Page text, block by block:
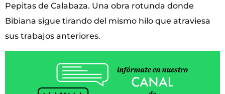
Pepitas de Calabaza. Una obra rotunda donde
Bibiana sigue tirando del mismo hilo que atraviesa
sus trabajos anteriores.